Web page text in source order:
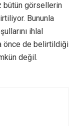
bütün görsellerin
Bununla
ihlal
önce de belirtildiği
değil.